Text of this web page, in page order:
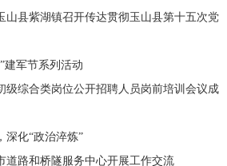
山县紫湖镇召开传达贯彻玉山县第十五次党
建军节系列活动
级综合类岗位公开招聘人员岗前培训会议成
深化“政治淬炼”
道路和桥隧服务中心开展工作交流